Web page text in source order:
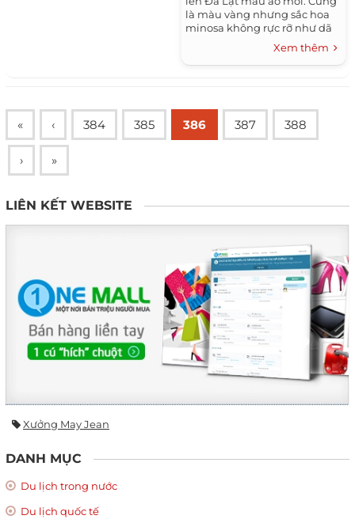
là màu vàng nhưng sắc hoa
minosa không rực rỡ như dã
quỳ mà mong manh, e ấp. Dù
vậy, sức sống của mimosa rất
bền...
Xem thêm
« ‹ 384 385 386 387 388
› »
LIÊN KẾT WEBSITE
Xưởng May Jean
DANH MỤC
Du lịch trong nước
Du lịch quốc tế